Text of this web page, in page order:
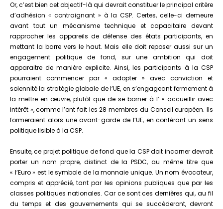
Or, c’est bien cet objectif-là qui devrait constituer le principal critère
d’adhésion « contraignant » à la CSP. Certes, celle-ci demeure
avant tout un mécanisme technique et capacitaire devant
rapprocher les appareils de défense des états participants, en
mettant la barre vers le haut. Mais elle doit reposer aussi sur un
engagement politique de fond, sur une ambition qui doit
apparaitre de manière explicite. Ainsi, les participants à la CSP
pourraient commencer par « adopter » avec conviction et
solennité la stratégie globale de l’UE, en s’engageant fermement à
la mettre en œuvre, plutôt que de se borner à l’ « accueillir avec
intérêt », comme l’ont fait les 28 membres du Conseil européen. Ils
formeraient alors une avant-garde de l’UE, en conférant un sens
politique lisible à la CSP.
Ensuite, ce projet politique de fond que la CSP doit incarner devrait
porter un nom propre, distinct de la PSDC, au même titre que
« l’Euro » est le symbole de la monnaie unique. Un nom évocateur,
compris et apprécié, tant par les opinions publiques que par les
classes politiques nationales. Car ce sont ces dernières qui, au fil
du temps et des gouvernements qui se succéderont, devront